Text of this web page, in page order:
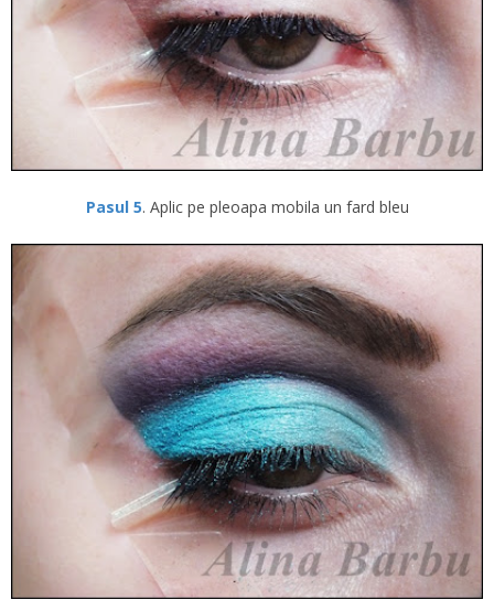
Pasul 5. Aplic pe pleoapa mobila un fard bleu